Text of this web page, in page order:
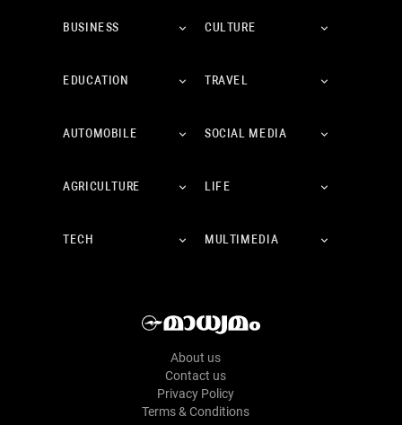
BUSINESS CULTURE
EDUCATION TRAVEL
AUTOMOBILE SOCIAL MEDIA
AGRICULTURE LIFE
TECH MULTIMEDIA
About us
Contact us
Privacy Policy
Terms & Conditions